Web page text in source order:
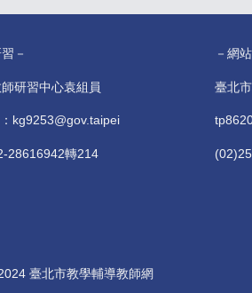
－
研習中心袁組員
kg9253@gov.taipei
28616942轉214
－網
臺北
臺北市教學輔導教師網
Sites Report abuse